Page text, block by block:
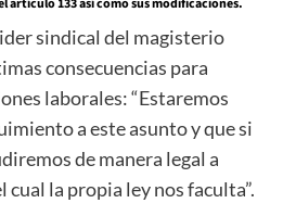
artículo 133 así como sus modificaciones.
sindical del magisterio
consecuencias para
laborales: “Estaremos
a este asunto y que si
de manera legal a
la propia ley nos faculta”.